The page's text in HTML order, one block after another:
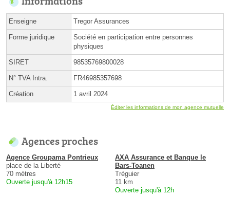
Enseigne Tregor Assurances
Forme juridique
Société en participation entre personnes
physiques
SIRET 98535769800028
N° TVA Intra. FR46985357698
Création 1 avril 2024
Éditer les informations de mon agence mutuelle
Agences proches
Agence Groupama Pontrieux
place de la Liberté
70 mètres
Ouverte jusqu'à 12h15
AXA Assurance et Banque le
Bars-Toanen
Tréguier
11 km
Ouverte jusqu'à 12h